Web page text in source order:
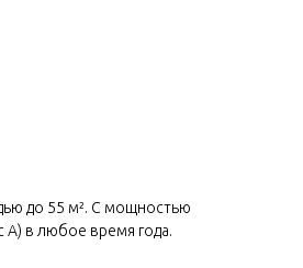
до 55 м². С мощностью
А) в любое время года.